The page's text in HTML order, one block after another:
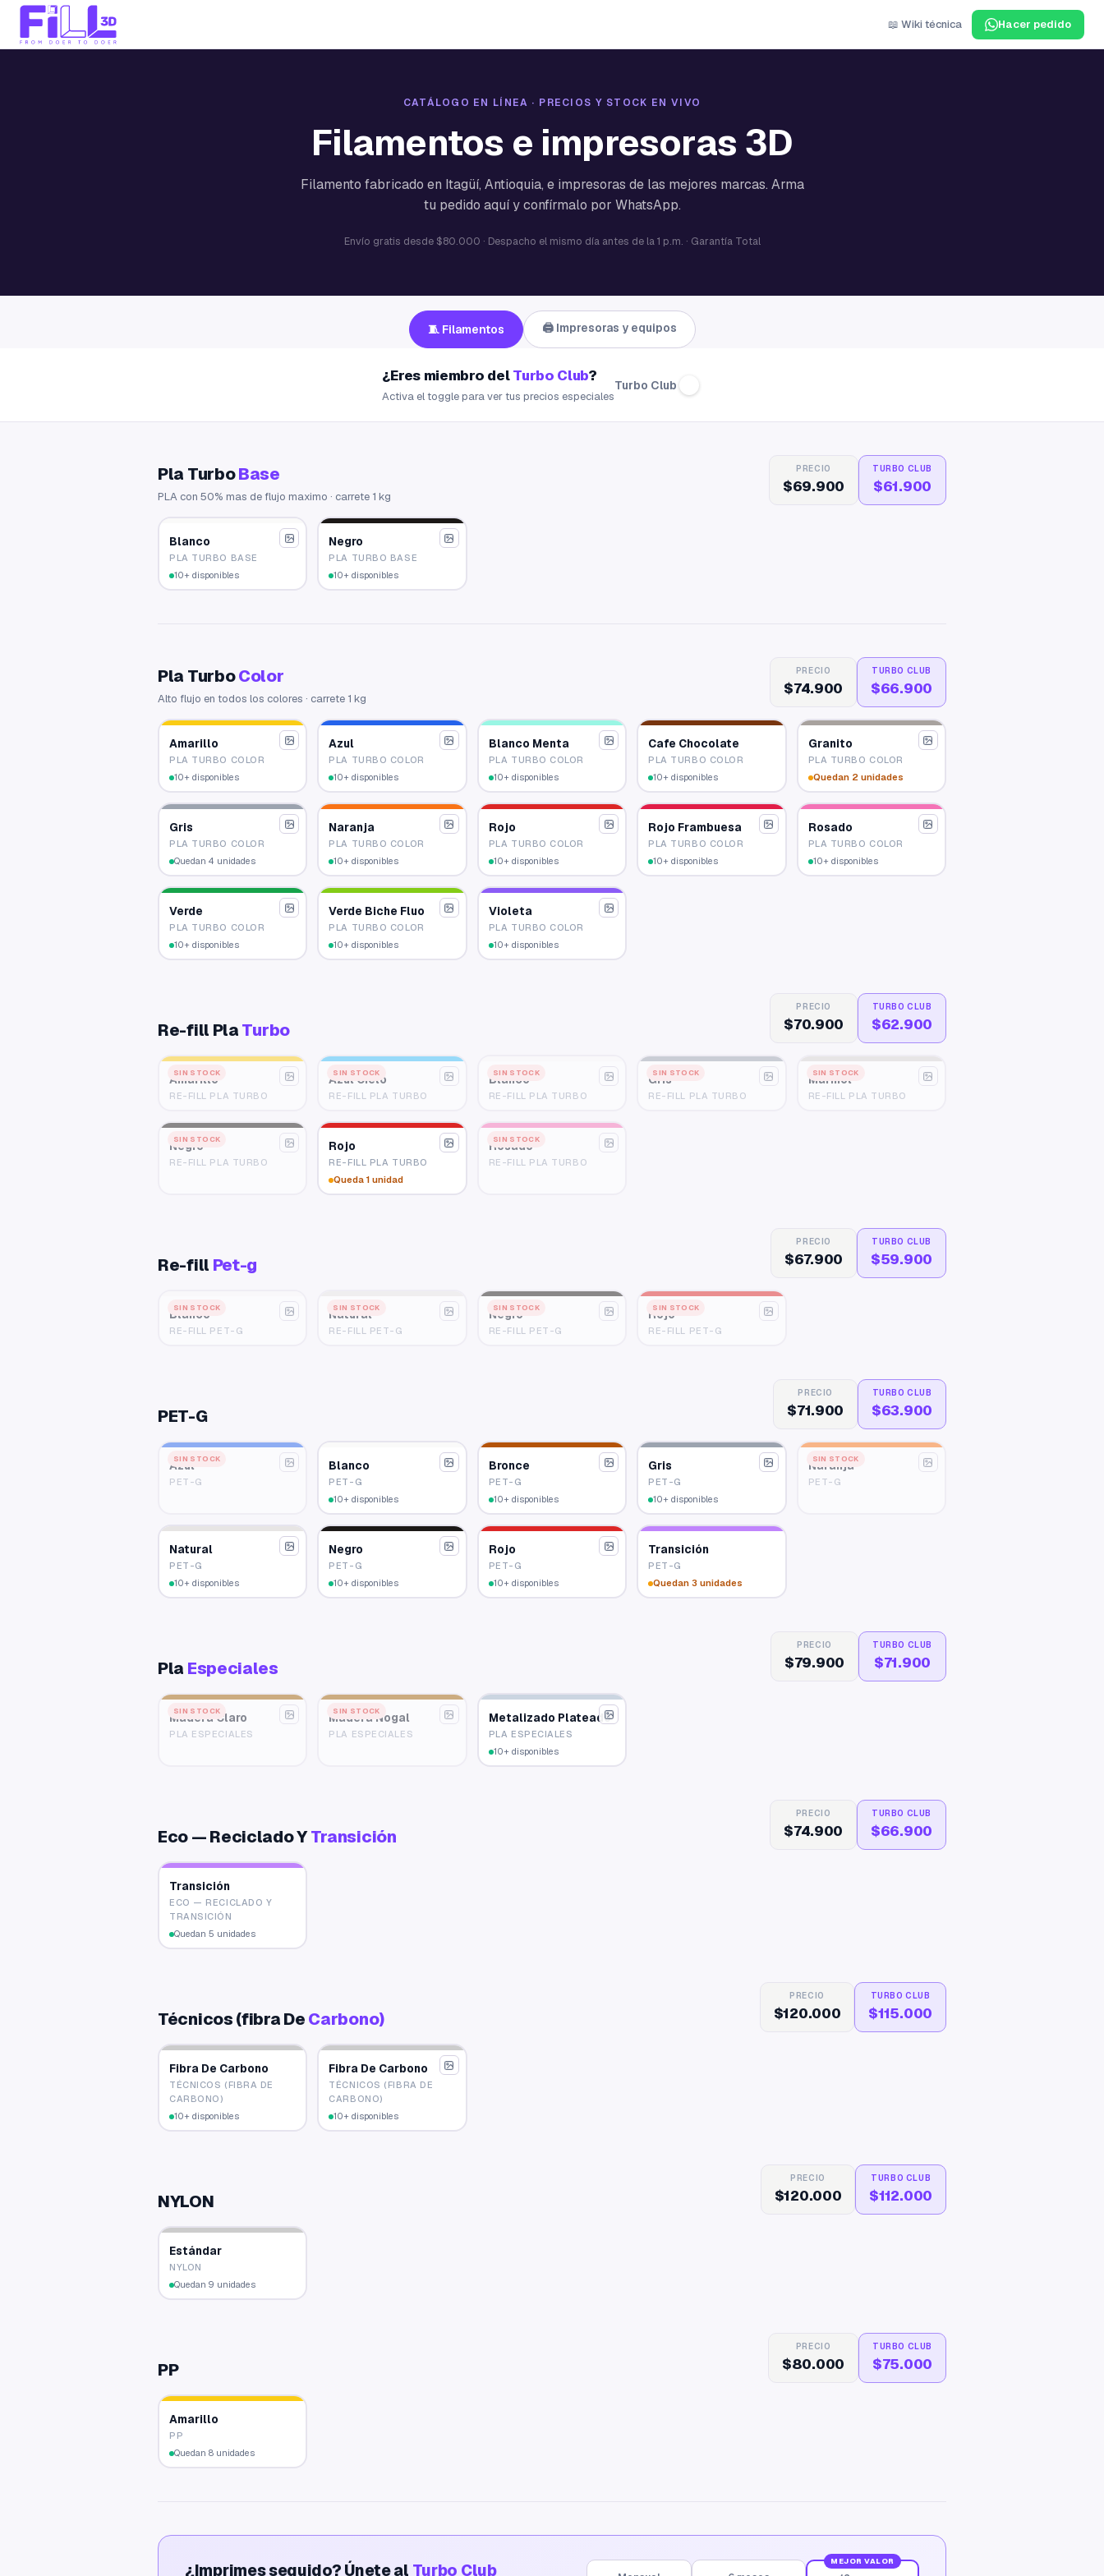
📖 Wiki técnica Hacer pedido
CATÁLOGO EN LÍNEA · PRECIOS Y STOCK EN VIVO
Filamentos e impresoras 3D
Filamento fabricado en Itagüí, Antioquia, e impresoras de las mejores marcas. Arma
tu pedido aquí y confírmalo por WhatsApp.
Envío gratis desde $80.000 · Despacho el mismo día antes de la 1 p.m. · Garantía Total
🧵 Filamentos 🖨️ Impresoras y equipos
¿Eres miembro delTurbo Club?
Activa el toggle para ver tus precios especiales
Turbo Club
Pla TurboBase
PLA con 50% mas de flujo maximo · carrete 1 kg
PRECIO
$69.900
TURBO CLUB
$61.900
Blanco
PLA TURBO BASE
10+ disponibles
Negro
PLA TURBO BASE
10+ disponibles
Pla TurboColor
Alto flujo en todos los colores · carrete 1 kg
PRECIO
$74.900
TURBO CLUB
$66.900
Amarillo
PLA TURBO COLOR
10+ disponibles
Azul
PLA TURBO COLOR
10+ disponibles
Blanco Menta
PLA TURBO COLOR
10+ disponibles
Cafe Chocolate
PLA TURBO COLOR
10+ disponibles
Granito
PLA TURBO COLOR
Quedan 2 unidades
Gris
PLA TURBO COLOR
Quedan 4 unidades
Naranja
PLA TURBO COLOR
10+ disponibles
Rojo
PLA TURBO COLOR
10+ disponibles
Rojo Frambuesa
PLA TURBO COLOR
10+ disponibles
Rosado
PLA TURBO COLOR
10+ disponibles
Verde
PLA TURBO COLOR
10+ disponibles
Verde Biche Fluo
PLA TURBO COLOR
10+ disponibles
Violeta
PLA TURBO COLOR
10+ disponibles
Re-fill PlaTurbo
PRECIO
$70.900
TURBO CLUB
$62.900
Amarillo
RE-FILL PLA TURBO
SIN STOCK Azul Cielo
RE-FILL PLA TURBO
SIN STOCK Blanco
RE-FILL PLA TURBO
SIN STOCK Gris
RE-FILL PLA TURBO
SIN STOCK Marmol
RE-FILL PLA TURBO
SIN STOCK
Negro
RE-FILL PLA TURBO
SIN STOCK Rojo
RE-FILL PLA TURBO
Queda 1 unidad
Rosado
RE-FILL PLA TURBO
SIN STOCK
Re-fill Pet-g
PRECIO
$67.900
TURBO CLUB
$59.900
Blanco
RE-FILL PET-G
SIN STOCK Natural
RE-FILL PET-G
SIN STOCK Negro
RE-FILL PET-G
SIN STOCK Rojo
RE-FILL PET-G
SIN STOCK
PET-G
PRECIO
$71.900
TURBO CLUB
$63.900
Azul
PET-G
SIN STOCK Blanco
PET-G
10+ disponibles
Bronce
PET-G
10+ disponibles
Gris
PET-G
10+ disponibles
Naranja
PET-G
SIN STOCK
Natural
PET-G
10+ disponibles
Negro
PET-G
10+ disponibles
Rojo
PET-G
10+ disponibles
Transición
PET-G
Quedan 3 unidades
Pla Especiales
PRECIO
$79.900
TURBO CLUB
$71.900
Madera Claro
PLA ESPECIALES
SIN STOCK Madera Nogal
PLA ESPECIALES
SIN STOCK Metalizado Plateado
PLA ESPECIALES
10+ disponibles
Eco — Reciclado YTransición
PRECIO
$74.900
TURBO CLUB
$66.900
Transición
ECO — RECICLADO Y
TRANSICIÓN
Quedan 5 unidades
Técnicos (fibra DeCarbono)
PRECIO
$120.000
TURBO CLUB
$115.000
Fibra De Carbono
TÉCNICOS (FIBRA DE
CARBONO)
10+ disponibles
Fibra De Carbono
TÉCNICOS (FIBRA DE
CARBONO)
10+ disponibles
NYLON
PRECIO
$120.000
TURBO CLUB
$112.000
Estándar
NYLON
Quedan 9 unidades
PP
PRECIO
$80.000
TURBO CLUB
$75.000
Amarillo
PP
Quedan 8 unidades
¿Imprimes seguido? Únete al Turbo Club MEJOR VALOR